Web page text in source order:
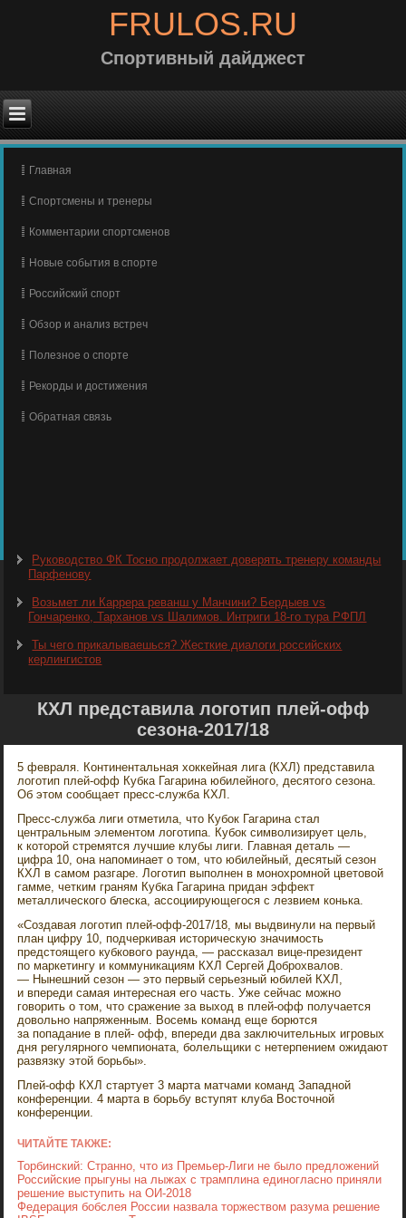
FRULOS.RU
Спортивный дайджест
Главная
Спортсмены и тренеры
Комментарии спортсменов
Новые события в спорте
Российский спорт
Обзор и анализ встреч
Полезное о спорте
Рекорды и достижения
Обратная связь
Руководство ФК Тосно продолжает доверять тренеру команды
Парфенову
Возьмет ли Каррера реванш у Манчини? Бердыев vs
Гончаренко, Тарханов vs Шалимов. Интриги 18-го тура РФПЛ
Ты чего прикалываешься? Жесткие диалоги российских
керлингистов
КХЛ представила логотип плей-офф
сезона-2017/18
5 февраля. Континентальная хоккейная лига (КХЛ) представила
логотип плей-офф Кубка Гагарина юбилейного, десятого сезона.
Об этом сообщает пресс-служба КХЛ.
Пресс-служба лиги отметила, что Кубок Гагарина стал
центральным элементом логотипа. Кубок символизирует цель,
к которой стремятся лучшие клубы лиги. Главная деталь —
цифра 10, она напоминает о том, что юбилейный, десятый сезон
КХЛ в самом разгаре. Логотип выполнен в монохромной цветовой
гамме, четким граням Кубка Гагарина придан эффект
металлического блеска, ассоциирующегося с лезвием конька.
«Создавая логотип плей-офф-2017/18, мы выдвинули на первый
план цифру 10, подчеркивая историческую значимость
предстоящего кубкового раунда, — рассказал вице-президент
по маркетингу и коммуникациям КХЛ Сергей Доброхвалов.
— Нынешний сезон — это первый серьезный юбилей КХЛ,
и впереди самая интересная его часть. Уже сейчас можно
говорить о том, что сражение за выход в плей-офф получается
довольно напряженным. Восемь команд еще борются
за попадание в плей- офф, впереди два заключительных игровых
дня регулярного чемпионата, болельщики с нетерпением ожидают
развязку этой борьбы».
Плей-офф КХЛ стартует 3 марта матчами команд Западной
конференции. 4 марта в борьбу вступят клуба Восточной
конференции.
ЧИТАЙТЕ ТАКЖЕ:
Торбинский: Странно, что из Премьер-Лиги не было предложений
Российские прыгуны на лыжах с трамплина единогласно приняли
решение выступить на ОИ-2018
Федерация бобслея России назвала торжеством разума решение